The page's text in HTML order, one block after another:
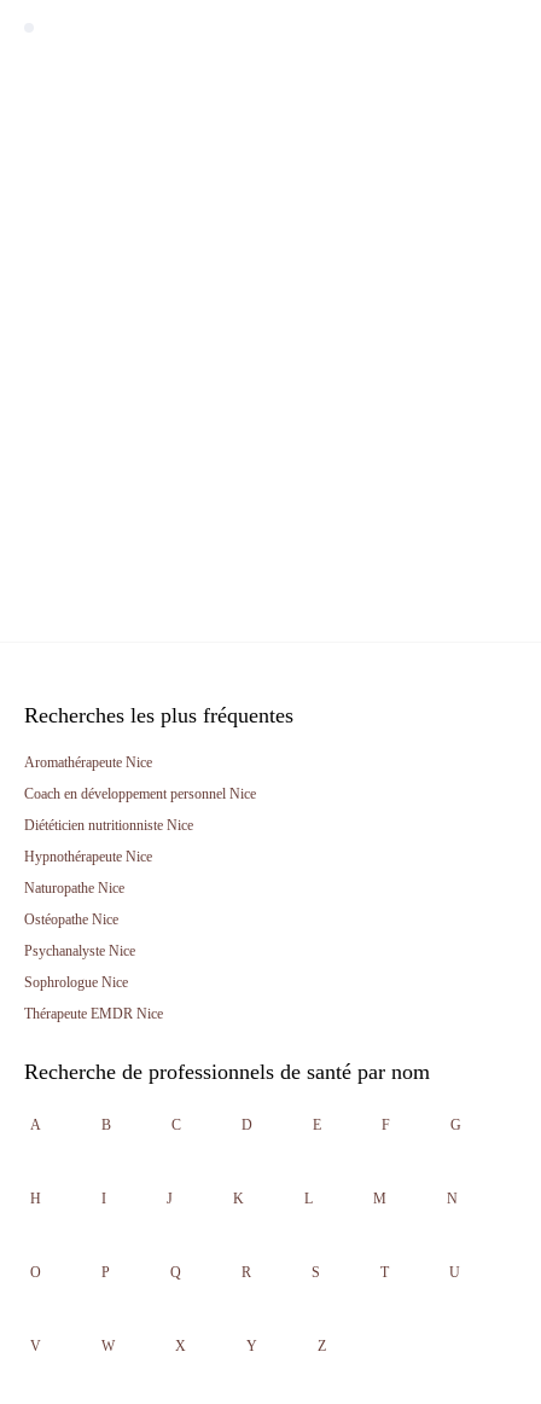
Recherches les plus fréquentes
Aromathérapeute Nice
Coach en développement personnel Nice
Diététicien nutritionniste Nice
Hypnothérapeute Nice
Naturopathe Nice
Ostéopathe Nice
Psychanalyste Nice
Sophrologue Nice
Thérapeute EMDR Nice
Recherche de professionnels de santé par nom
A B C D E F G
H I J K L M N
O P Q R S T U
V W X Y Z